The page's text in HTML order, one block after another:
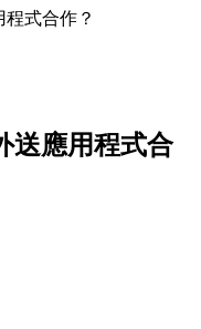
式合作？
送應用程式合